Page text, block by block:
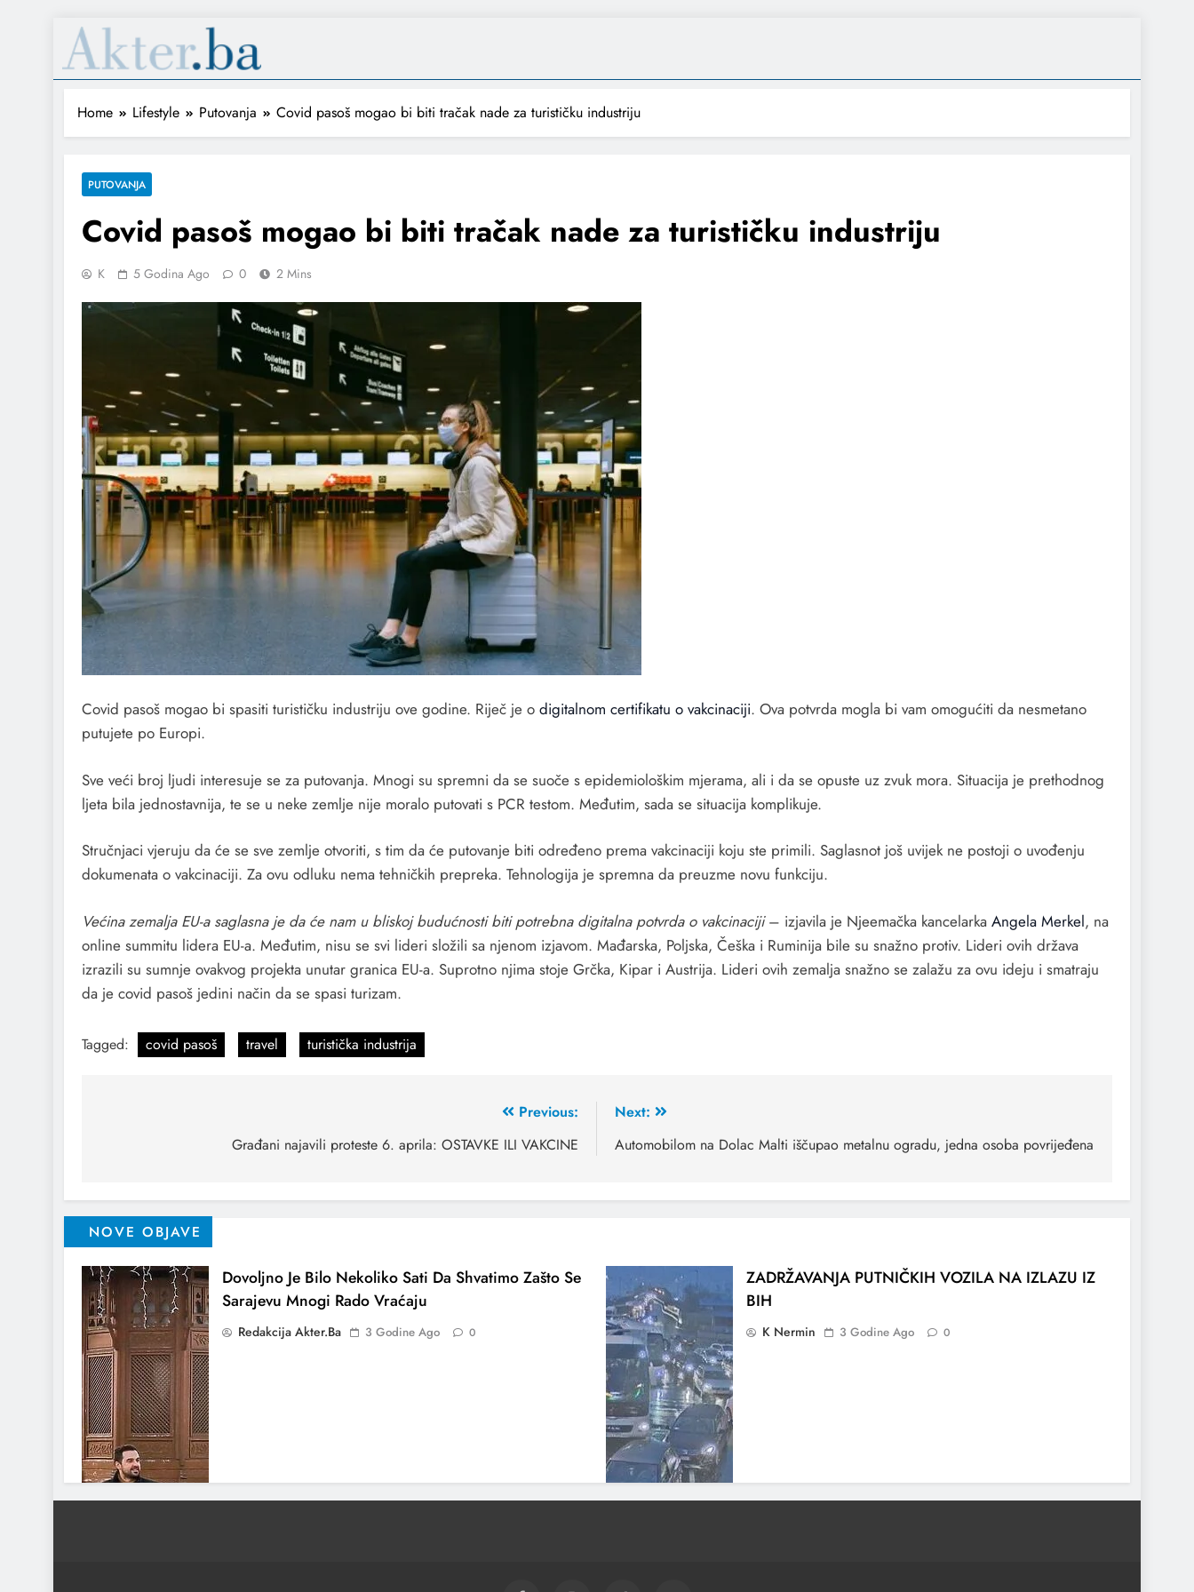
Home Lifestyle Putovanja Covid pasoš mogao bi biti tračak nade za turističku industriju
PUTOVANJA
Covid pasoš mogao bi biti tračak nade za turističku industriju
K 5 Godina Ago 0 2 Mins
Covid pasoš mogao bi spasiti turističku industriju ove godine. Riječ je o digitalnom certifikatu o vakcinaciji. Ova potvrda mogla bi vam omogućiti da nesmetano
putujete po Europi.
Sve veći broj ljudi interesuje se za putovanja. Mnogi su spremni da se suoče s epidemiološkim mjerama, ali i da se opuste uz zvuk mora. Situacija je prethodnog
ljeta bila jednostavnija, te se u neke zemlje nije moralo putovati s PCR testom. Međutim, sada se situacija komplikuje.
Stručnjaci vjeruju da će se sve zemlje otvoriti, s tim da će putovanje biti određeno prema vakcinaciji koju ste primili. Saglasnot još uvijek ne postoji o uvođenju
dokumenata o vakcinaciji. Za ovu odluku nema tehničkih prepreka. Tehnologija je spremna da preuzme novu funkciju.
Većina zemalja EU-a saglasna je da će nam u bliskoj budućnosti biti potrebna digitalna potvrda o vakcinaciji– izjavila je Njeemačka kancelarka Angela Merkel, na
online summitu lidera EU-a. Međutim, nisu se svi lideri složili sa njenom izjavom. Mađarska, Poljska, Češka i Ruminija bile su snažno protiv. Lideri ovih država
izrazili su sumnje ovakvog projekta unutar granica EU-a. Suprotno njima stoje Grčka, Kipar i Austrija. Lideri ovih zemalja snažno se zalažu za ovu ideju i smatraju
da je covid pasoš jedini način da se spasi turizam.
Tagged: covid pasoš travel turistička industrija
Previous:
Građani najavili proteste 6. aprila: OSTAVKE ILI VAKCINE
Next:
Automobilom na Dolac Malti iščupao metalnu ogradu, jedna osoba povrijeđena
NOVE OBJAVE
Dovoljno Je Bilo Nekoliko Sati Da Shvatimo Zašto Se
Sarajevu Mnogi Rado Vraćaju
Redakcija Akter.ba 3 Godine Ago 0
ZADRŽAVANJA PUTNIČKIH VOZILA NA IZLAZU IZ
BIH
K Nermin 3 Godine Ago 0